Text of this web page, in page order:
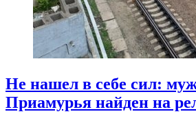
Не нашел в себе сил:
Приамурья найден на